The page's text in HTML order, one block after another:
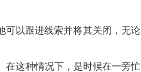
可以跟进线索并将其关闭，无论
在这种情况下，是时候在一旁忙